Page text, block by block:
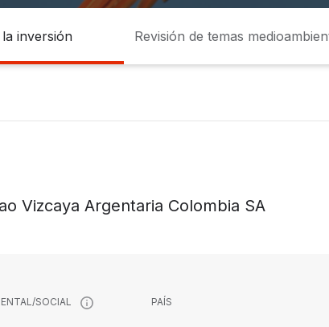
inversión Revisión de temas
Vizcaya Argentaria Colombia SA
SOCIAL PAÍS